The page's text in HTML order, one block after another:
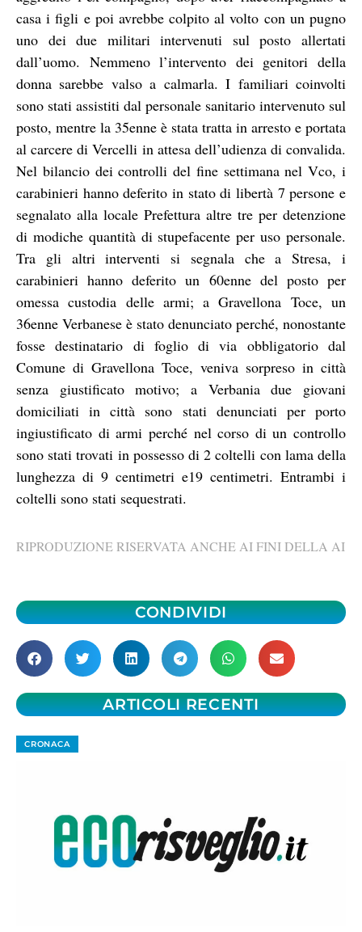
casa i figli e poi avrebbe colpito al volto con un pugno
uno dei due militari intervenuti sul posto allertati
dall’uomo. Nemmeno l’intervento dei genitori della
donna sarebbe valso a calmarla. I familiari coinvolti
sono stati assistiti dal personale sanitario intervenuto sul
posto, mentre la 35enne è stata tratta in arresto e portata
al carcere di Vercelli in attesa dell’udienza di convalida.
Nel bilancio dei controlli del fine settimana nel Vco, i
carabinieri hanno deferito in stato di libertà 7 persone e
segnalato alla locale Prefettura altre tre per detenzione
di modiche quantità di stupefacente per uso personale.
Tra gli altri interventi si segnala che a Stresa, i
carabinieri hanno deferito un 60enne del posto per
omessa custodia delle armi; a Gravellona Toce, un
36enne Verbanese è stato denunciato perché, nonostante
fosse destinatario di foglio di via obbligatorio dal
Comune di Gravellona Toce, veniva sorpreso in città
senza giustificato motivo; a Verbania due giovani
domiciliati in città sono stati denunciati per porto
ingiustificato di armi perché nel corso di un controllo
sono stati trovati in possesso di 2 coltelli con lama della
lunghezza di 9 centimetri e19 centimetri. Entrambi i
coltelli sono stati sequestrati.
RIPRODUZIONE RISERVATA ANCHE AI FINI DELLA AI
CONDIVIDI
ARTICOLI RECENTI
CRONACA